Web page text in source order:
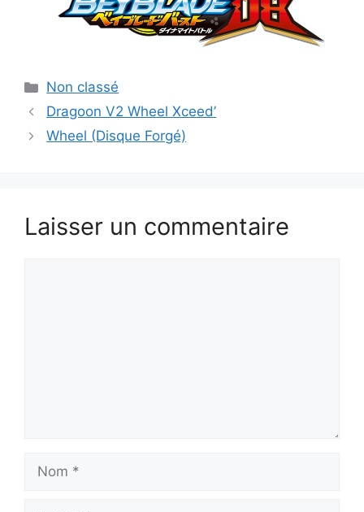
Catégories
Non classé
Dragoon V2 Wheel Xceed’
Wheel (Disque Forgé)
Laisser un commentaire
Nom